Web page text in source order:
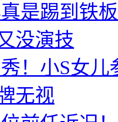
是踢到铁
没演技
！小S女
无视